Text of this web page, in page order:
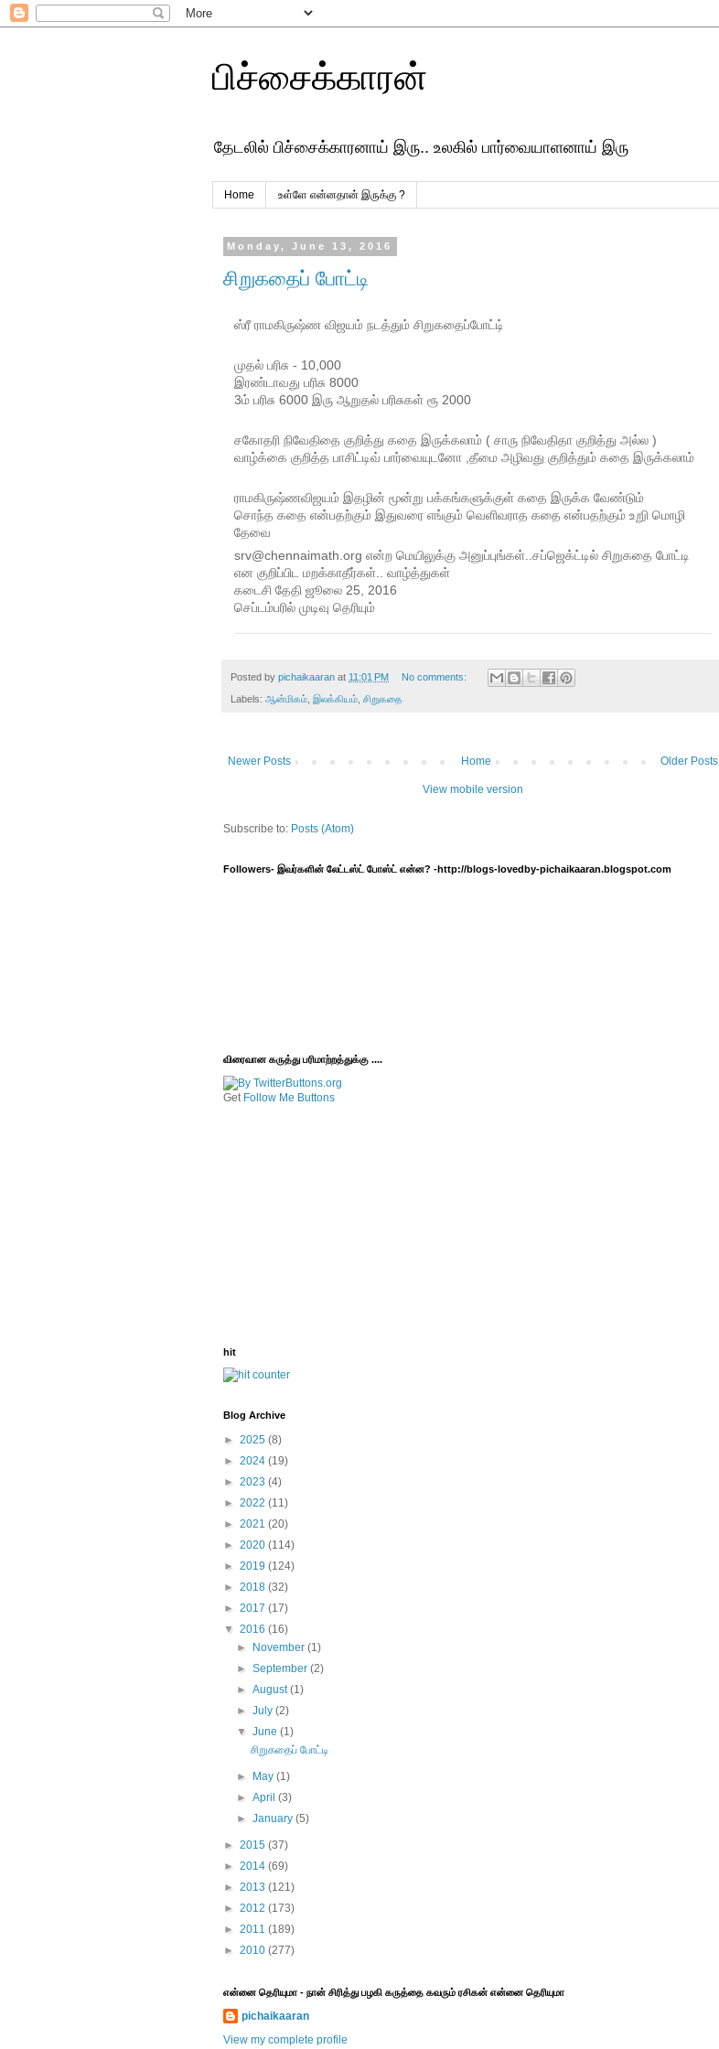
பிச்சைக்காரன்
தேடலில் பிச்சைக்காரனாய் இரு.. உலகில் பார்வையாளனாய் இரு
Home உள்ளே என்னதான் இருக்கு ?
Monday, June 13, 2016
சிறுகதைப் போட்டி
ஸ்ரீ ராமகிருஷ்ண விஜயம் நடத்தும் சிறுகதைப்போட்டி்
முதல் பரிசு - 10,000
இரண்டாவது பரிசு 8000
3ம் பரிசு 6000 இரு ஆறுதல் பரிசுகள் ரூ 2000
சகோதரி நிவேதிதை குறித்து கதை இருக்கலாம் ( சாரு நிவேதிதா குறித்து அல்ல )
வாழ்க்கை குறித்த பாசிட்டிவ் பார்வையுடனோ ,தீமை அழிவது குறித்தும் கதை இருக்கலாம்
ராமகிருஷ்ணவிஜயம் இதழின் மூன்று பக்கங்களுக்குள் கதை இருக்க வேண்டும்
சொந்த கதை என்பதற்கும் இதுவரை எங்கும் வெளிவராத கதை என்பதற்கும் உறுி மொழி
தேவை
srv@chennaimath.org என்ற மெயிலுக்கு அனுப்புங்கள்..சப்ஜெக்ட்டில் சிறுகதை போட்டி
என குறிப்பிட மறக்காதீர்கள்.. வாழ்த்துகள்
கடைசி தேதி ஜூலை 25, 2016
செப்டம்பரில் முடிவு தெரியும்
Posted by pichaikaaran at 11:01 PM No comments:
Labels: ஆன்மிகம், இலக்கியம், சிறுகதை
Newer Posts Older Posts
Home
View mobile version
Subscribe to: Posts (Atom)
Followers- இவர்களின் லேட்டஸ்ட் போஸ்ட் என்ன? -http://blogs-lovedby-pichaikaaran.blogspot.com
விரைவான கருத்து பரிமாற்றத்துக்கு ....
Get Follow Me Buttons
hit
Blog Archive
► 2025 (8)
► 2024 (19)
► 2023 (4)
► 2022 (11)
► 2021 (20)
► 2020 (114)
► 2019 (124)
► 2018 (32)
► 2017 (17)
▼ 2016 (16)
►
November(1)
►September(2)
►August(1)
►July(2)
▼June(1)
சிறுகதைப் போட்டி
► May(1)
►April(3)
►January(5)
► 2015 (37)
► 2014 (69)
► 2013 (121)
► 2012 (173)
► 2011 (189)
► 2010 (277)
என்னை தெரியுமா - நான் சிரித்து பழகி கருத்தை கவரும் ரசிகன் என்னை தெரியுமா
pichaikaaran
View my complete profile